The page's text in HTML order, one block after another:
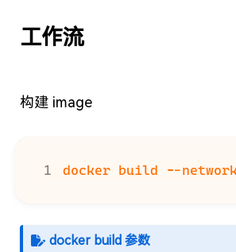
工作流
构建 image
docker build 参数